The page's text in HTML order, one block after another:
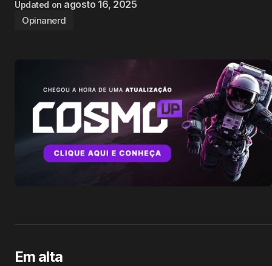
Updated on agosto 16, 2025
Opinanerd
Em alta